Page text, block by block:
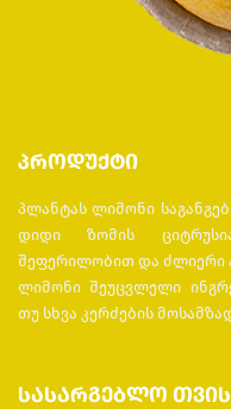
პროდუქტი
პლანტას ლიმონი
დიდი ზომის
შეფერილობით და ძლიერი
ლიმონი შეუცვლელი
თუ სხვა კერძების
სასარგებლო